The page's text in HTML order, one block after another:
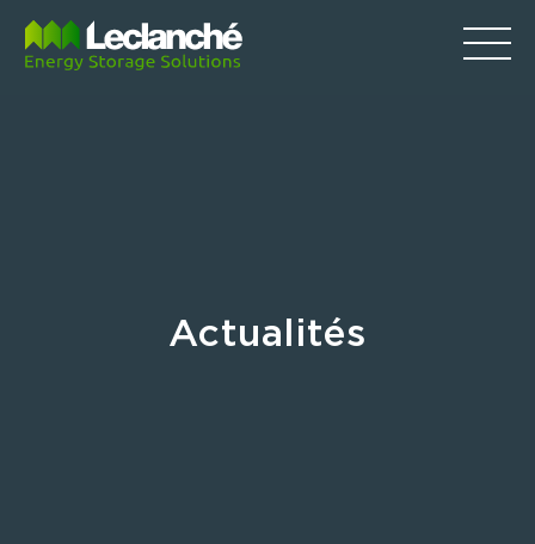
Actualités